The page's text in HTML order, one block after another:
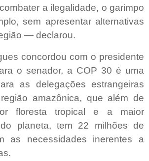
a ilegalidade, o garimpo
sem apresentar alternativas
— declarou.
concordou com o presidente
o senador, a COP 30 é uma
as delegações estrangeiras
amazônica, que além de
floresta tropical e a maior
do planeta, tem 22 milhões de
as necessidades inerentes a